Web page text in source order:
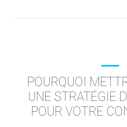
POURQUOI
UNE STRATÉGIE
POUR VOTRE